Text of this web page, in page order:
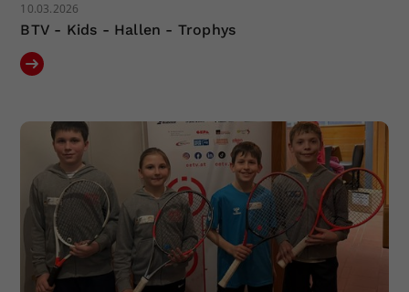
10.03.2026
BTV - Kids - Hallen - Trophys